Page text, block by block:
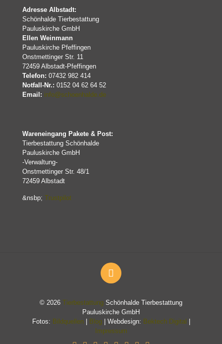
Adresse Albstadt:
Schönhalde Tierbestattung
Pauluskirche GmbH
Ellen Weinmann
Pauluskirche Pfeffingen
Onstmettinger Str. 11
72459 Albstadt-Pfeffingen
Telefon: 07432 982 414
Notfall-Nr.: 0152 04 62 64 52
Email: info@schoenhalde.de
Wareneingang Pakete & Post:
Tierbestattung Schönhalde
Pauluskirche GmbH
-Verwaltung-
Onstmettinger Str. 48/1
72459 Albstadt
&nsbp; Trustpilot
© 2026 Tierbestattung Schönhalde Tierbestattung
Pauluskirche GmbH
Fotos: Bildquellen| Blog| Webdesign: Bektech Digital |
Impressum